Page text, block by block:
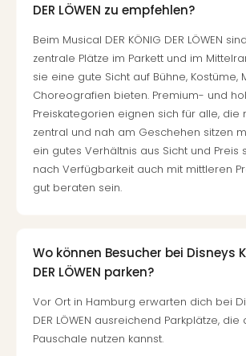
DER LÖWEN zu empfehlen?
Beim Musical DER KÖNIG DER LÖWEN
zentrale Plätze im Parkett und im
sie eine gute Sicht auf Bühne, Kostüme,
Choreografien bieten. Premium- und
Preiskategorien eignen sich für alle, die
zentral und nah am Geschehen sitzen
ein gutes Verhältnis aus Sicht und Preis
nach Verfügbarkeit auch mit mittleren
gut beraten sein.
Wo können Besucher bei Disneys
DER LÖWEN parken?
Vor Ort in Hamburg erwarten dich bei
DER LÖWEN ausreichend Parkplätze,
Pauschale nutzen kannst.